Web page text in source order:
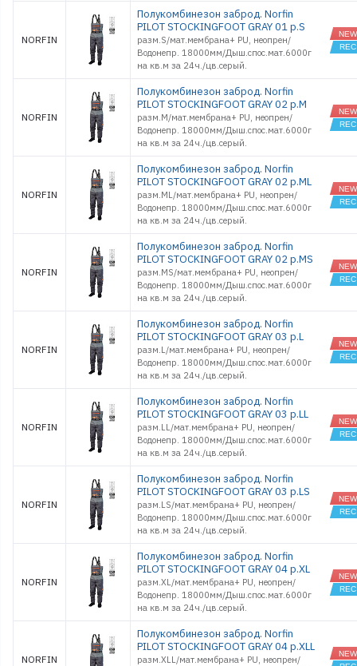
NORFIN
Полукомбинезон заброд. Norfin
PILOT STOCKINGFOOT GRAY 01 р.S
разм.S/мат.мембрана+ PU, неопрен/
Водонепр. 18000мм/Дыш.спос.мат.6000г
на кв.м за 24ч./цв.серый.
NORFIN
Полукомбинезон заброд. Norfin
PILOT STOCKINGFOOT GRAY 02 р.M
разм.M/мат.мембрана+ PU, неопрен/
Водонепр. 18000мм/Дыш.спос.мат.6000г
на кв.м за 24ч./цв.серый.
NORFIN
Полукомбинезон заброд. Norfin
PILOT STOCKINGFOOT GRAY 02 р.ML
разм.ML/мат.мембрана+ PU, неопрен/
Водонепр. 18000мм/Дыш.спос.мат.6000г
на кв.м за 24ч./цв.серый.
NORFIN
Полукомбинезон заброд. Norfin
PILOT STOCKINGFOOT GRAY 02 р.MS
разм.MS/мат.мембрана+ PU, неопрен/
Водонепр. 18000мм/Дыш.спос.мат.6000г
на кв.м за 24ч./цв.серый.
NORFIN
Полукомбинезон заброд. Norfin
PILOT STOCKINGFOOT GRAY 03 р.L
разм.L/мат.мембрана+ PU, неопрен/
Водонепр. 18000мм/Дыш.спос.мат.6000г
на кв.м за 24ч./цв.серый.
NORFIN
Полукомбинезон заброд. Norfin
PILOT STOCKINGFOOT GRAY 03 р.LL
разм.LL/мат.мембрана+ PU, неопрен/
Водонепр. 18000мм/Дыш.спос.мат.6000г
на кв.м за 24ч./цв.серый.
NORFIN
Полукомбинезон заброд. Norfin
PILOT STOCKINGFOOT GRAY 03 р.LS
разм.LS/мат.мембрана+ PU, неопрен/
Водонепр. 18000мм/Дыш.спос.мат.6000г
на кв.м за 24ч./цв.серый.
NORFIN
Полукомбинезон заброд. Norfin
PILOT STOCKINGFOOT GRAY 04 р.XL
разм.XL/мат.мембрана+ PU, неопрен/
Водонепр. 18000мм/Дыш.спос.мат.6000г
на кв.м за 24ч./цв.серый.
NORFIN
Полукомбинезон заброд. Norfin
PILOT STOCKINGFOOT GRAY 04 р.XLL
разм.XLL/мат.мембрана+ PU, неопрен/